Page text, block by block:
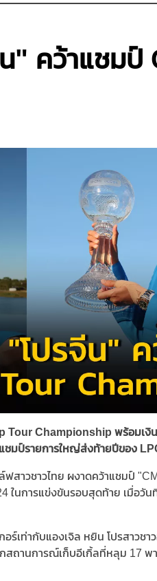
น" คว้าแชม
Tour Championship พร้อมเงิ
ชมป์รายการใหญ่ส่งท้ายปีของ
าวชาวไทย ผงาดคว้าแชมป์
ในการแข่งขันรอบสุดท้าย เมื่อวั
เท่ากับแองเจิล หยิน โปรสาวชา
ถานการณ์เก็บอีเกิ้ลที่หลุม 17 พ